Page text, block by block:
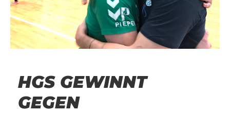
HGS GEWINNT
GEGEN